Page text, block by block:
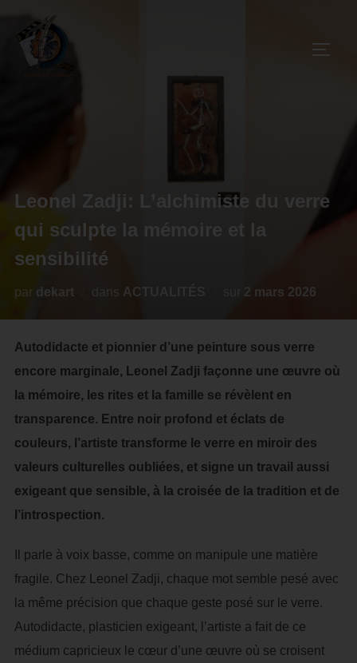
Leonel Zadji: L’alchimiste du verre
qui sculpte la mémoire et la
sensibilité
par dekart dans ACTUALITÉS 2 mars 2026
Autodidacte et pionnier d’une peinture sous verre
encore marginale, Leonel Zadji façonne une œuvre où
la mémoire, les rites et la famille se révèlent en
transparence. Entre noir profond et éclats de
couleurs, l’artiste transforme le verre en miroir des
valeurs culturelles oubliées, et signe un travail aussi
exigeant que sensible, à la croisée de la tradition et de
l’introspection.
Il parle à voix basse, comme on manipule une matière
fragile. Chez Leonel Zadji, chaque mot semble pesé avec
la même précision que chaque geste posé sur le verre.
Autodidacte, plasticien exigeant, l’artiste a fait de ce
médium capricieux le cœur d’une œuvre où se croisent